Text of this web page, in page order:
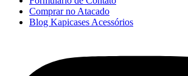
Comprar no Atacado
Blog Kapicases Acessórios